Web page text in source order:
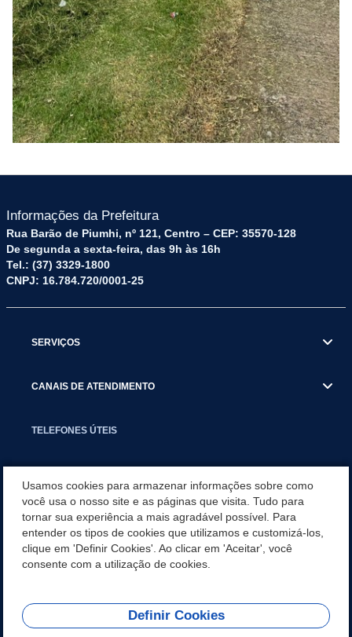
Informações da Prefeitura
Rua Barão de Piumhi, nº 121, Centro – CEP: 35570-128
De segunda a sexta-feira, das 9h às 16h
Tel.: (37) 3329-1800
CNPJ: 16.784.720/0001-25
SERVIÇOS
CANAIS DE ATENDIMENTO
TELEFONES ÚTEIS
NOTÍCIAS
APLICATIVO
REDES SOCIAIS
Usamos cookies para armazenar informações sobre como
você usa o nosso site e as páginas que visita. Tudo para
tornar sua experiência a mais agradável possível. Para
entender os tipos de cookies que utilizamos e customizá-los,
clique em 'Definir Cookies'. Ao clicar em 'Aceitar', você
consente com a utilização de cookies.
Definir Cookies